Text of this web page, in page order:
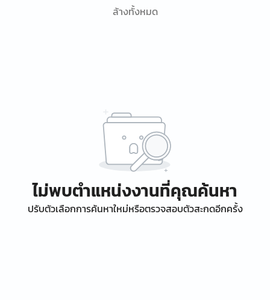
ล้างทั้งหมด
ไม่พบตำแหน่งงานที่คุณค้นหา
ปรับตัวเลือกการค้นหาใหม่หรือตรวจสอบตัวสะกดอีกครั้ง